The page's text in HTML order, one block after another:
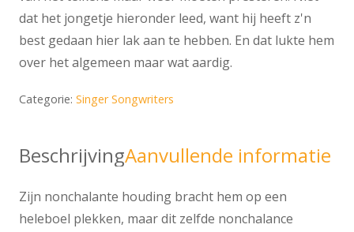
dat het jongetje hieronder leed, want hij heeft z'n
best gedaan hier lak aan te hebben. En dat lukte hem
over het algemeen maar wat aardig.
Categorie: Singer Songwriters
BeschrijvingAanvullende informatie
Zijn nonchalante houding bracht hem op een
heleboel plekken, maar dit zelfde nonchalance